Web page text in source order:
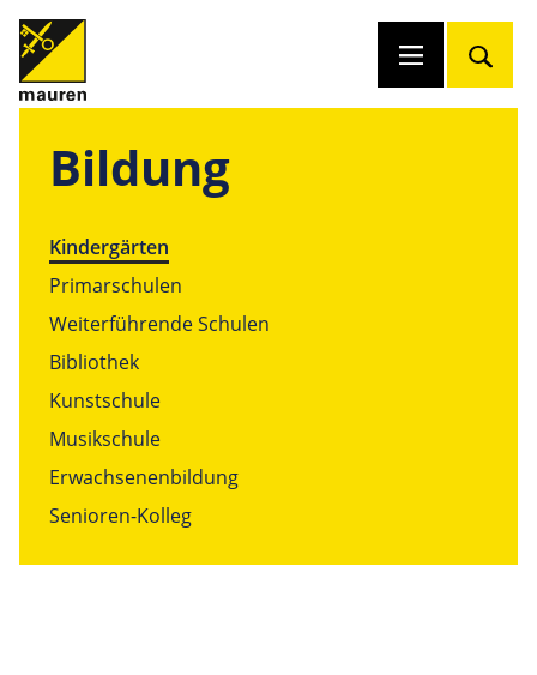
Bildung
Kindergärten
Primarschulen
Weiterführende Schulen
Bibliothek
Kunstschule
Musikschule
Erwachsenenbildung
Senioren-Kolleg